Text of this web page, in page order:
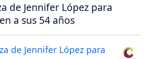
de Jennifer López para
a sus 54 años